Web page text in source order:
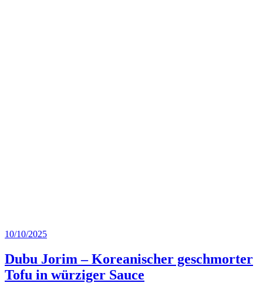
10/10/2025
Dubu Jorim – Koreanischer geschmorter
Tofu in würziger Sauce